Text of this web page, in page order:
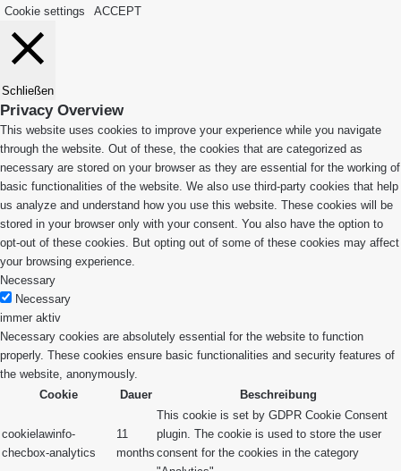
Cookie settings
ACCEPT
Schließen
Privacy Overview
This website uses cookies to improve your experience while you navigate
through the website. Out of these, the cookies that are categorized as
necessary are stored on your browser as they are essential for the working of
basic functionalities of the website. We also use third-party cookies that help
us analyze and understand how you use this website. These cookies will be
stored in your browser only with your consent. You also have the option to
opt-out of these cookies. But opting out of some of these cookies may affect
your browsing experience.
Necessary
Necessary
immer aktiv
Necessary cookies are absolutely essential for the website to function
properly. These cookies ensure basic functionalities and security features of
the website, anonymously.
Cookie
Dauer Beschreibung
cookielawinfo-
checbox-analytics
11
months
This cookie is set by GDPR Cookie Consent
plugin. The cookie is used to store the user
consent for the cookies in the category